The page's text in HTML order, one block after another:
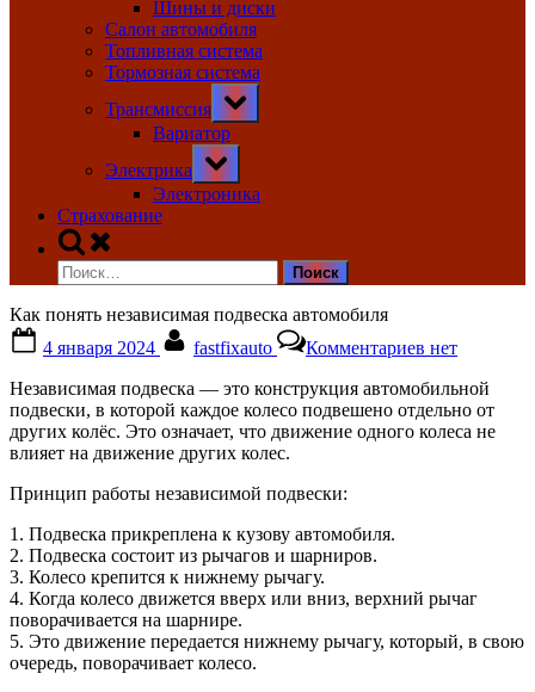
Шины и диски
Салон автомобиля
Топливная система
Тормозная система
Трансмиссия
Toggle
sub-
menu
Вариатор
Электрика
Toggle
sub-
menu
Электроника
Страхование
Toggle
search
form
Найти:
Как понять независимая подвеска автомобиля
on
4 января 2024 fastfixauto Комментариевзаписи
Как
понять
независимая
подвеска
нет
Независимая подвеска — это конструкция автомобильной
подвески, в которой каждое колесо подвешено отдельно от
других колёс. Это означает, что движение одного колеса не
влияет на движение других колес.
Принцип работы независимой подвески:
1. Подвеска прикреплена к кузову автомобиля.
2. Подвеска состоит из рычагов и шарниров.
3. Колесо крепится к нижнему рычагу.
4. Когда колесо движется вверх или вниз, верхний рычаг
поворачивается на шарнире.
5. Это движение передается нижнему рычагу, который, в свою
очередь, поворачивает колесо.